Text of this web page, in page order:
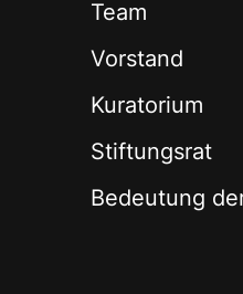
Team
Vorstand
Kuratorium
Stiftungsrat
Bedeutung